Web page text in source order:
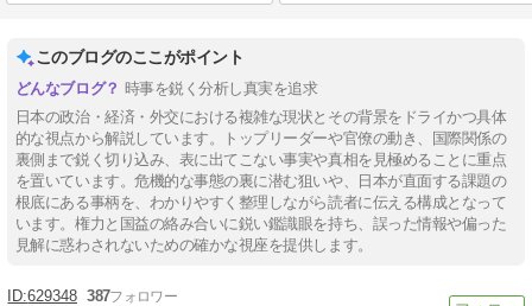
このブログのここがポイント
時事を鋭く分析し真実を追求
日本の政治・経済・外交における複雑な現状とその背景をドライかつ具体
的な視点から解説しています。トップリーダーや官僚の動き、国際関係の
裏側まで鋭く切り込み、表に出てこない事実や真相を見極めることに重点
を置いています。危機的な事態の裏に潜む狙いや、日本が直面する課題の
根底にある事柄を、わかりやすく整理しながら読者に伝える構成となって
います。権力と国益の絡み合いに鋭い鑑識眼を持ち、誤った情報や偏った
見解に惑わされないための確かな視座を提供します。
629348 387